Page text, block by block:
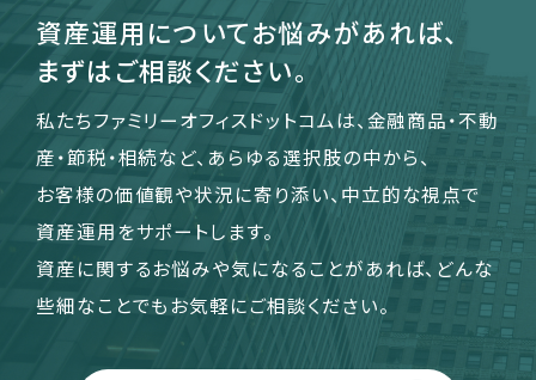
資産運用についてお悩みがあれば、
まずはご相談ください。
私たちファミリーオフィスドットコムは、金融商品・不動
産・節税・相続など、あらゆる選択肢の中から、
お客様の価値観や状況に寄り添い、中立的な視点で
資産運用をサポートします。
資産に関するお悩みや気になることがあれば、どんな
些細なことでもお気軽にご相談ください。